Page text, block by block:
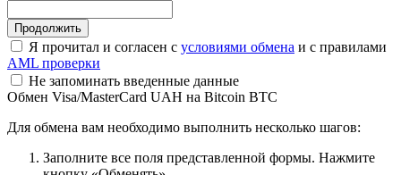
Я прочитал и согласен с условиями обмена и с правилами
AML проверки
Не запоминать введенные данные
Обмен Visa/MasterCard UAH на Bitcoin BTC
Для обмена вам необходимо выполнить несколько шагов:
Заполните все поля представленной формы. Нажмите